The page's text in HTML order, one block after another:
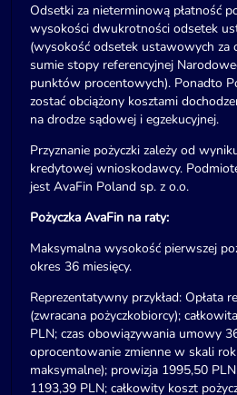
Odsetki za nieterminową płatność
wysokości dwukrotności odsetek
(wysokość odsetek ustawowych za
sumie stopy referencyjnej
punktów procentowych). Ponadto
zostać obciążony kosztami
na drodze sądowej i egzekucyjnej.
Przyznanie pożyczki zależy od
kredytowej wnioskodawcy.
jest AvaFin Poland sp. z o.o.
Pożyczka AvaFin na raty:
Maksymalna wysokość pierwszej
okres 36 miesięcy.
Reprezentatywny przykład: Opłata
(zwracana pożyczkobiorcy);
PLN; czas obowiązywania umowy
oprocentowanie zmienne w skali
maksymalne); prowizja 1995,50
1193,39 PLN; całkowity koszt